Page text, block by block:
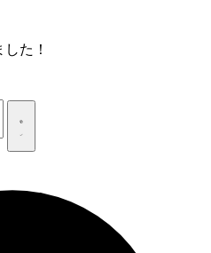
た！